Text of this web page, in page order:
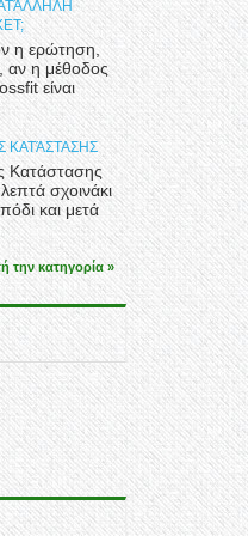
η ερώτηση,
αν η μέθοδος
είναι
ΚΑΤΆΣΤΑΣΗΣ
Κατάστασης
σχοινάκι
και μετά
την κατηγορία »